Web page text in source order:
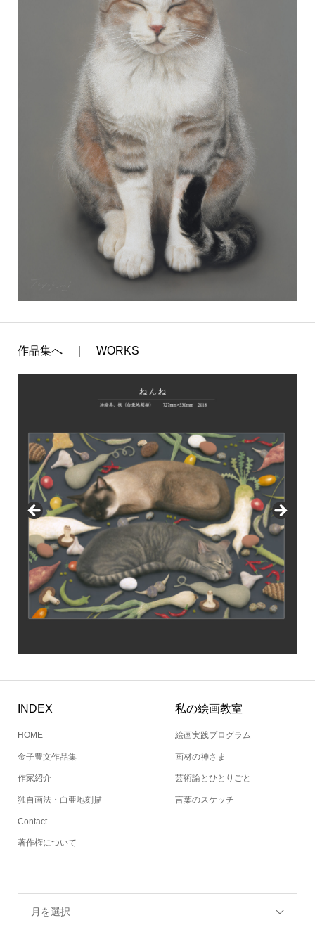
作品集へ ｜ WORKS
INDEX
HOME
金子豊文作品集
作家紹介
独自画法・白亜地刻描
Contact
著作権について
私の絵画教室
絵画実践プログラム
画材の神さま
芸術論とひとりごと
言葉のスケッチ
月を選択